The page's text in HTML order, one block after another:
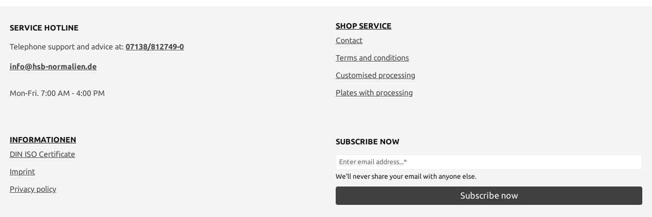
SERVICE HOTLINE
Telephone support and advice at: 07138/812749-0
info@hsb-normalien.de
Mon-Fri. 7:00 AM - 4:00 PM
SHOP SERVICE
Contact
Terms and conditions
Customised processing
Plates with processing
INFORMATIONEN
DIN ISO Certificate
Imprint
Privacy policy
SUBSCRIBE NOW
We'll never share your email with anyone else.
Subscribe now